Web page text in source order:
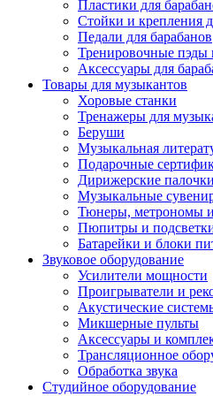
Пластики для
Стойки и крепления
Педали для барабанов
Тренировочные пэды
Аксессуары для
Товары для музыкантов
Хоровые станки
Тренажеры для
Беруши
Музыкальная
Подарочные
Дирижерские палочки
Музыкальные
Тюнеры, метрономы
Пюпитры и
Батарейки и блоки
Звуковое оборудование
Усилители мощности
Проигрыватели и
Акустические
Микшерные пульты
Аксессуары и
Трансляционное
Обработка звука
Студийное оборудование